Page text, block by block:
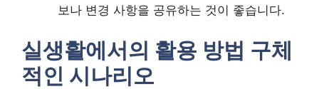
보나 변경 사항을 공유하는 것이 좋습니다.
실생활에서의 활용 방법 구체
적인 시나리오